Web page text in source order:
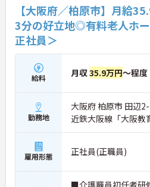
【大阪府／柏原市】月給
3分の好立地◎有料老人ホ
正社員＞
給料 月収35.9万円～程度
勤務地
大阪府 柏原市 田辺
近鉄大阪線「大阪教
雇用形態 正社員(正職員)